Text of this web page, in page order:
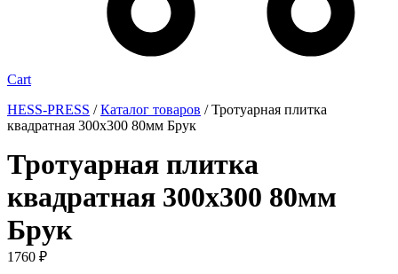
Cart
HESS-PRESS /Каталог товаров /Тротуарная плитка
квадратная 300х300 80мм Брук
Тротуарная плитка
квадратная 300х300 80мм
Брук
1760 ₽